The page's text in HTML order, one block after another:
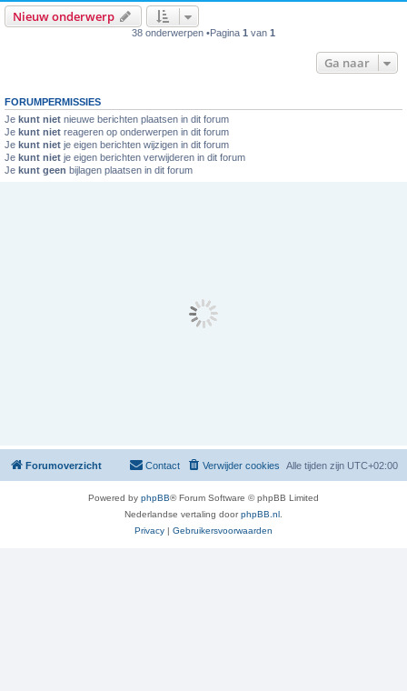
Nieuw onderwerp
38 onderwerpen •Pagina 1 van 1
Ga naar
FORUMPERMISSIES
Je kunt niet nieuwe berichten plaatsen in dit forum
Je kunt niet reageren op onderwerpen in dit forum
Je kunt niet je eigen berichten wijzigen in dit forum
Je kunt niet je eigen berichten verwijderen in dit forum
Je kunt geen bijlagen plaatsen in dit forum
Forumoverzicht Alle tijden zijn UTC+02:00
Verwijder cookies
Contact
Powered by phpBB® Forum Software © phpBB Limited
Nederlandse vertaling doorphpBB.nl
Privacy | Gebruikersvoorwaarden